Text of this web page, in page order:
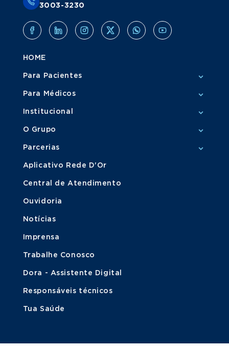
3003-3230
HOME
Para Pacientes
Para Médicos
Institucional
O Grupo
Parcerias
Aplicativo Rede D'Or
Central de Atendimento
Ouvidoria
Notícias
Imprensa
Trabalhe Conosco
Dora - Assistente Digital
Responsáveis técnicos
Tua Saúde